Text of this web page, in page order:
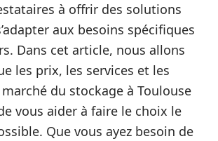
à offrir des solutions
aux besoins spécifiques
Dans cet article, nous allons
les prix, les services et les
du stockage à Toulouse
vous aider à faire le choix le
Que vous ayez besoin de